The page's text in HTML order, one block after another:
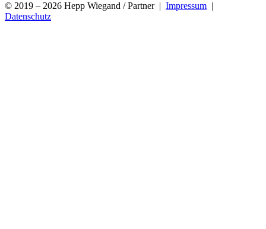
© 2019 – 2026 Hepp Wiegand / Partner | Impressum |
Datenschutz